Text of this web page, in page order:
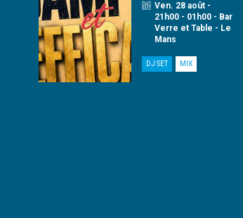
Ven. 28 août -
21h00 - 01h00 - Bar
Verre et Table - Le
Mans
DJ SET MIX